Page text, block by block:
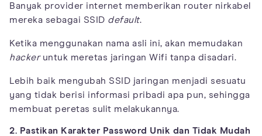
Banyak provider internet memberikan router nirkabel
mereka sebagai SSID default.
Ketika menggunakan nama asli ini, akan memudakan
hackeruntuk meretas jaringan Wifi tanpa disadari.
Lebih baik mengubah SSID jaringan menjadi sesuatu
yang tidak berisi informasi pribadi apa pun, sehingga
membuat peretas sulit melakukannya.
2. Pastikan Karakter Password Unik dan Tidak Mudah